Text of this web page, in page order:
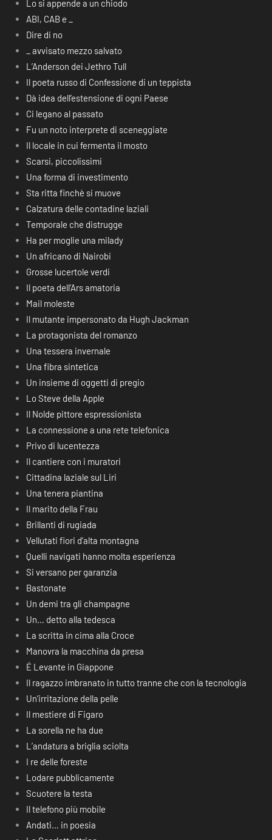
Lo si appende a un chiodo
ABI, CAB e _
Dire di no
_ avvisato mezzo salvato
L’Anderson dei Jethro Tull
Il poeta russo di Confessione di un teppista
Dà idea dell’estensione di ogni Paese
Ci legano al passato
Fu un noto interprete di sceneggiate
Il locale in cui fermenta il mosto
Scarsi, piccolissimi
Una forma di investimento
Sta ritta finchè si muove
Calzatura delle contadine laziali
Temporale che distrugge
Ha per moglie una milady
Un africano di Nairobi
Grosse lucertole verdi
Il poeta dell’Ars amatoria
Mail moleste
Il mutante impersonato da Hugh Jackman
La protagonista del romanzo
Una tessera invernale
Una fibra sintetica
Un insieme di oggetti di pregio
Lo Steve della Apple
Il Nolde pittore espressionista
La connessione a una rete telefonica
Privo di lucentezza
Il cantiere con i muratori
Cittadina laziale sul Liri
Una tenera piantina
Il marito della Frau
Brillanti di rugiada
Vellutati fiori d’alta montagna
Quelli navigati hanno molta esperienza
Si versano per garanzia
Bastonate
Un demi tra gli champagne
Un… detto alla tedesca
La scritta in cima alla Croce
Manovra la macchina da presa
É Levante in Giappone
Il ragazzo imbranato in tutto tranne che con la tecnologia
Un’irritazione della pelle
Il mestiere di Figaro
La sorella ne ha due
L’andatura a briglia sciolta
I re delle foreste
Lodare pubblicamente
Scuotere la testa
Il telefono più mobile
Andati… in poesia